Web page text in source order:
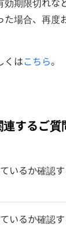
た場合、再度
くはこちら。
連するご質
いるか確認
いるか確認